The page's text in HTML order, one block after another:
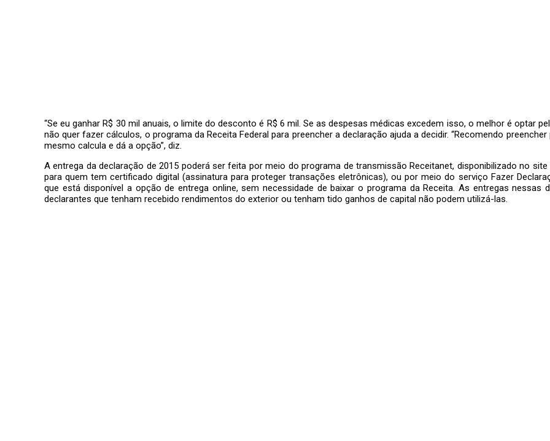
“Se eu ganhar R$ 30 mil anuais, o limite do desconto é R$ 6 mil. Se as despesas médicas excedem isso, o melhor é optar
não quer fazer cálculos, o programa da Receita Federal para preencher a declaração ajuda a decidir. “Recomendo
mesmo calcula e dá a opção”, diz.
A entrega da declaração de 2015 poderá ser feita por meio do programa de transmissão Receitanet, disponibilizado no
para quem tem certificado digital (assinatura para proteger transações eletrônicas), ou por meio do serviço Fazer
que está disponível a opção de entrega online, sem necessidade de baixar o programa da Receita. As entregas nessas
declarantes que tenham recebido rendimentos do exterior ou tenham tido ganhos de capital não podem utilizá-las.